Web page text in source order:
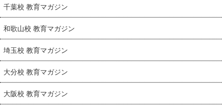
千葉校 教育マガジン
和歌山校 教育マガジン
埼玉校 教育マガジン
大分校 教育マガジン
大阪校 教育マガジン